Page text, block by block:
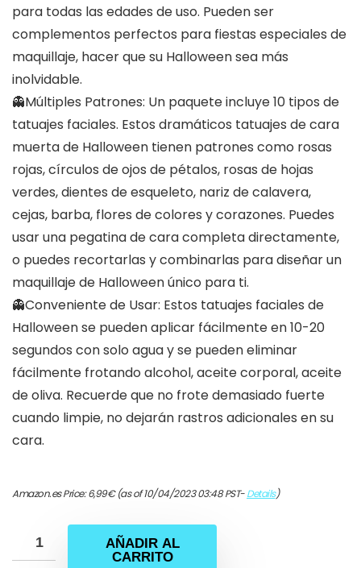
para todas las edades de uso. Pueden ser
complementos perfectos para fiestas especiales de
maquillaje, hacer que su Halloween sea más
inolvidable.
👻Múltiples Patrones: Un paquete incluye 10 tipos de
tatuajes faciales. Estos dramáticos tatuajes de cara
muerta de Halloween tienen patrones como rosas
rojas, círculos de ojos de pétalos, rosas de hojas
verdes, dientes de esqueleto, nariz de calavera,
cejas, barba, flores de colores y corazones. Puedes
usar una pegatina de cara completa directamente,
o puedes recortarlas y combinarlas para diseñar un
maquillaje de Halloween único para ti.
👻Conveniente de Usar: Estos tatuajes faciales de
Halloween se pueden aplicar fácilmente en 10-20
segundos con solo agua y se pueden eliminar
fácilmente frotando alcohol, aceite corporal, aceite
de oliva. Recuerde que no frote demasiado fuerte
cuando limpie, no dejarán rastros adicionales en su
cara.
Amazon.es Price:6,99€(as of 10/04/2023 03:48 PST-Details)
AÑADIR AL
CARRITO